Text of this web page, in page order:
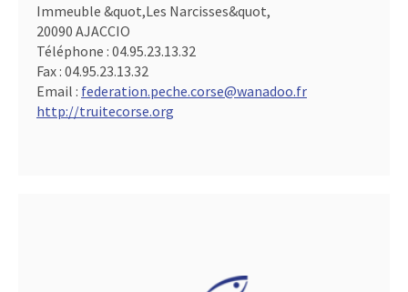
Immeuble &quot,Les Narcisses&quot,
20090 AJACCIO
Téléphone : 04.95.23.13.32
Fax : 04.95.23.13.32
Email : federation.peche.corse@wanadoo.fr
http://truitecorse.org